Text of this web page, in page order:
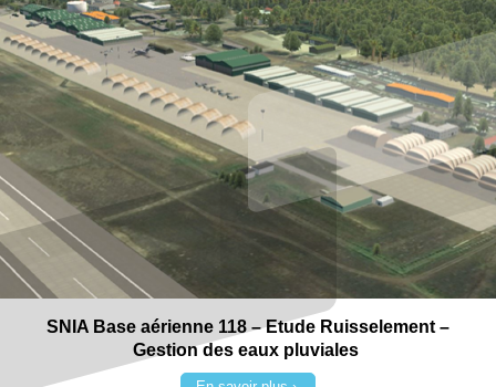
SNIA Base aérienne 118 – Etude Ruisselement –
Gestion des eaux pluviales